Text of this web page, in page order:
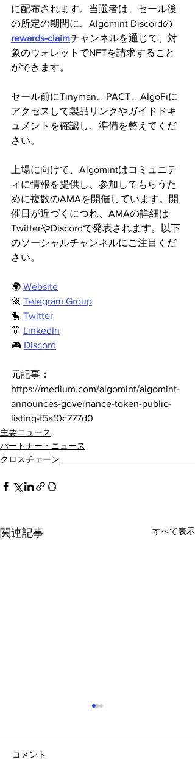
に配布されます。当選者は、セール後
の所定の期間に、Algomint Discordの
rewards-claimチャンネルを通じて、対
象のウォレットでNFTを請求すること
ができます。
セール前にTinyman、PACT、AlgoFiに
アクセスして製品リンクやガイドドキ
ュメントを確認し、準備を整えてくだ
さい。
上場に向けて、Algomintはコミュニテ
ィに情報を提供し、参加してもらうた
めに複数のAMAを開催しています。開
催日が近づくにつれ、AMAの詳細は
TwitterやDiscordで発表されます。以下
のソーシャルチャンネルにご注目くだ
さい。
🌍 Website
🚀 Telegram Group
🐤 Twitter
👔 LinkedIn
🎮 Discord
元記事：
https://medium.com/algomint/algomint-
announces-governance-token-public-
listing-f5a10c777d0
主要ニュース
パートナー・ニュース
クロスチェーン
関連記事 すべて表示
コメント